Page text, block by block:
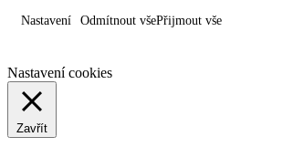
Nastavení Odmítnout všePřijmout vše
Nastavení cookies
Zavřít